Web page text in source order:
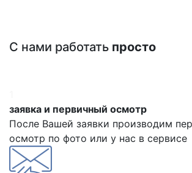
С нами работать просто
заявка и первичный осмотр
После Вашей заявки производим
осмотр по фото или у нас в сервисе